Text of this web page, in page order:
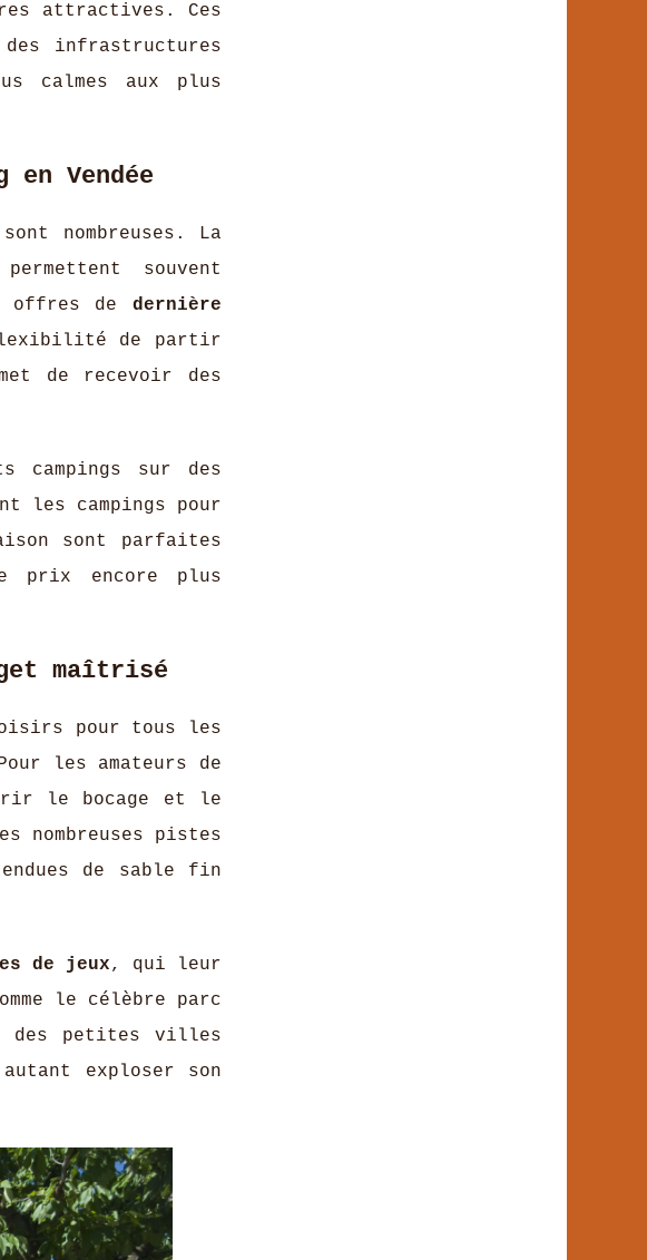
attractives. Ces
infrastructures
calmes aux plus
Vendée
sont nombreuses. La
souvent
offres dedernière
flexibilité de partir
de recevoir des
campings sur des
les campings pour
sont parfaites
prix encore plus
maîtrisé
pour tous les
les amateurs de
le bocage et le
nombreuses pistes
de sable fin
de jeux, qui leur
le célèbre parc
des petites villes
exploser son